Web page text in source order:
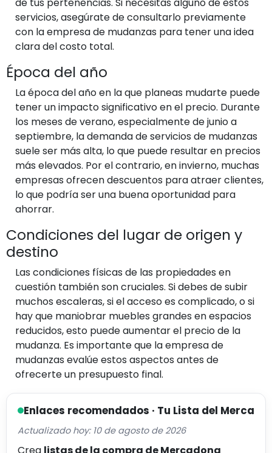
servicios, asegúrate de consultarlo previamente
con la empresa de mudanzas para tener una idea
clara del costo total.
Época del año
La época del año en la que planeas mudarte puede
tener un impacto significativo en el precio. Durante
los meses de verano, especialmente de junio a
septiembre, la demanda de servicios de mudanzas
suele ser más alta, lo que puede resultar en precios
más elevados. Por el contrario, en invierno, muchas
empresas ofrecen descuentos para atraer clientes,
lo que podría ser una buena oportunidad para
ahorrar.
Condiciones del lugar de origen y
destino
Las condiciones físicas de las propiedades en
cuestión también son cruciales. Si debes de subir
muchos escaleras, si el acceso es complicado, o si
hay que maniobrar muebles grandes en espacios
reducidos, esto puede aumentar el precio de la
mudanza. Es importante que la empresa de
mudanzas evalúe estos aspectos antes de
ofrecerte un presupuesto final.
Enlaces recomendados · Tu Lista del Merca
Actualizado hoy: 10 de agosto de 2026
Crea listas de la compra de Mercadona